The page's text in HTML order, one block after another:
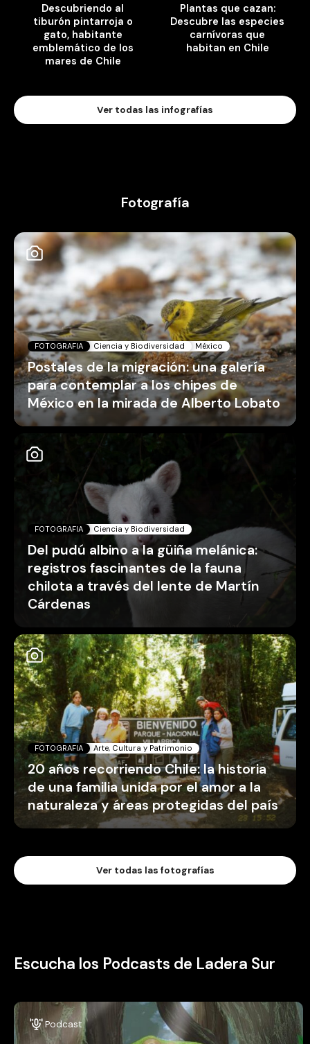
Descubriendo al
tiburón pintarroja o
gato, habitante
emblemático de los
mares de Chile
Plantas que cazan:
Descubre las especies
carnívoras que
habitan en Chile
Ver todas las infografías
Fotografía
FOTOGRAFIA Ciencia y Biodiversidad México
Postales de la migración: una galería
para contemplar a los chipes de
México en la mirada de Alberto Lobato
FOTOGRAFIA Ciencia y Biodiversidad
Del pudú albino a la güiña melánica:
registros fascinantes de la fauna
chilota a través del lente de Martín
Cárdenas
FOTOGRAFIA Arte, Cultura y Patrimonio
20 años recorriendo Chile: la historia
de una familia unida por el amor a la
naturaleza y áreas protegidas del país
Ver todas las fotografías
Escucha los Podcasts de Ladera Sur
Podcast